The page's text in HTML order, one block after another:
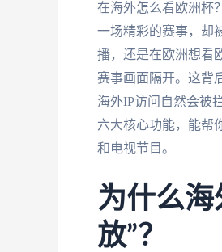
在海外怎么看欧洲杯
一场精彩的赛事，却
播，还是在欧洲想看
赛事画面隔开。这背
海外IP访问自然会被
六大核心功能，能帮
和电视节目。
为什么
放”？